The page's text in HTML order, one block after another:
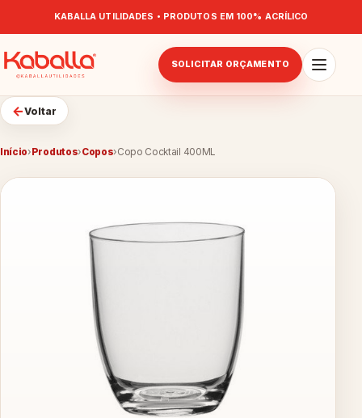
KABALLA UTILIDADES • PRODUTOS EM 100% ACRÍLICO
SOLICITAR ORÇAMENTO
←Voltar
Início› Produtos›Copos›Copo Cocktail 400ML